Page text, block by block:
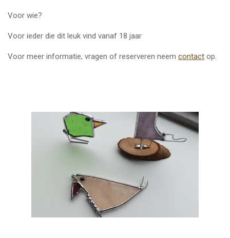
Voor wie?
Voor ieder die dit leuk vind vanaf 18 jaar
Voor meer informatie, vragen of reserveren neem contact op.